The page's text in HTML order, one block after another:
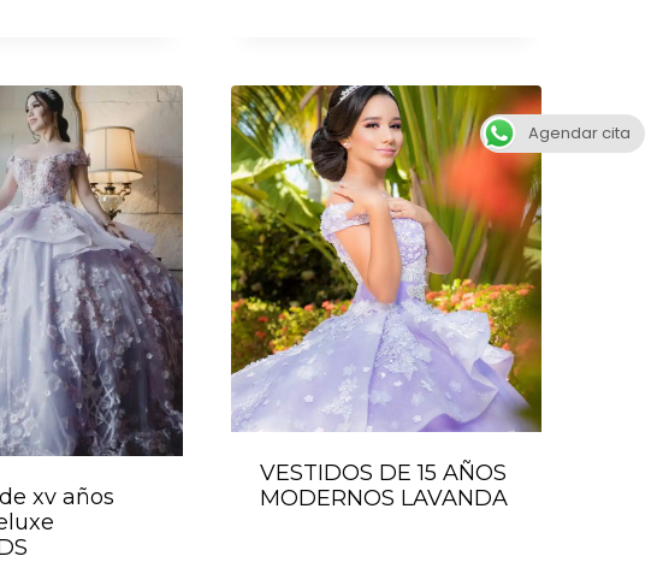
xv años
VESTIDOS DE 15 AÑOS
MODERNOS LAVANDA
Agendar cita